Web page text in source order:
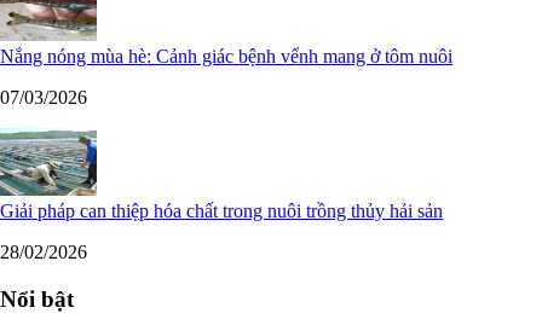
Nắng nóng mùa hè: Cảnh giác bệnh vểnh mang ở tôm nuôi
07/03/2026
Giải pháp can thiệp hóa chất trong nuôi trồng thủy hải sản
28/02/2026
Nổi bật